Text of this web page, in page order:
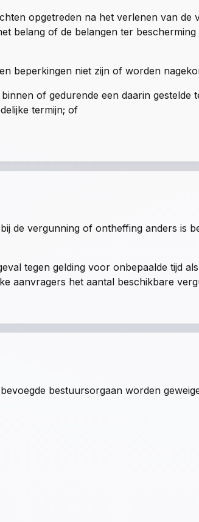
opgetreden na het verlenen van de
belang of de belangen ter bescherming
beperkingen niet zijn of worden
of gedurende een daarin gestelde
termijn; of
de vergunning of ontheffing anders is
tegen gelding voor onbepaalde tijd
aanvragers het aantal beschikbare
bestuursorgaan worden